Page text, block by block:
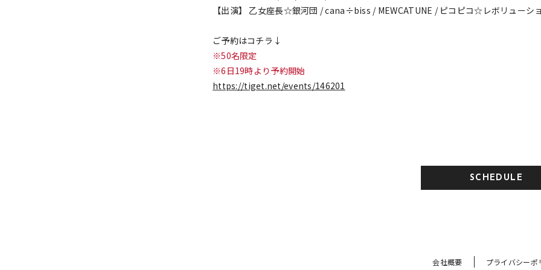
【出演】 乙女座長☆銀河団 / cana÷biss / MEWCATUNE / ピコピコ☆レボリューシ
ご予約はコチラ↓
※50名限定
※6日19時より予約開始
https://tiget.net/events/146201
SCHEDULE
会社概要 プライバシーポ